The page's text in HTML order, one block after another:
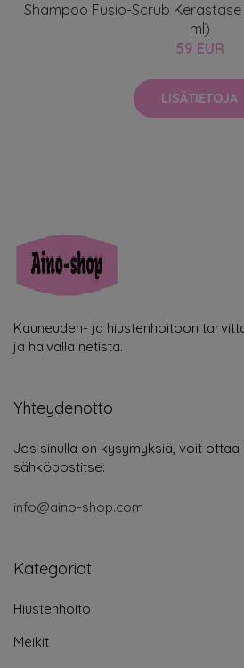
Shampoo Fusio-Scrub Kerastase
ml)
59 EUR
LISÄTIETOJA
Kauneuden- ja hiustenhoitoon
ja halvalla netistä.
Yhteydenotto
Jos sinulla on kysymyksiä, voit ottaa
sähköpostitse:
info@aino-shop.com
Kategoriat
Hiustenhoito
Meikit